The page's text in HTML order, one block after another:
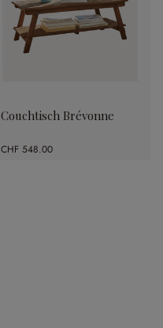
Couchtisch Brévonne
CHF 548.00